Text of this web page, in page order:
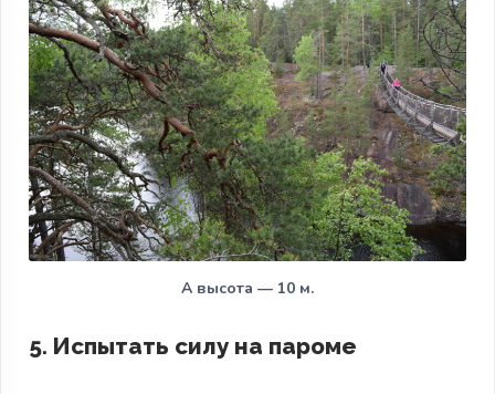
А высота — 10 м.
5. Испытать силу на пароме